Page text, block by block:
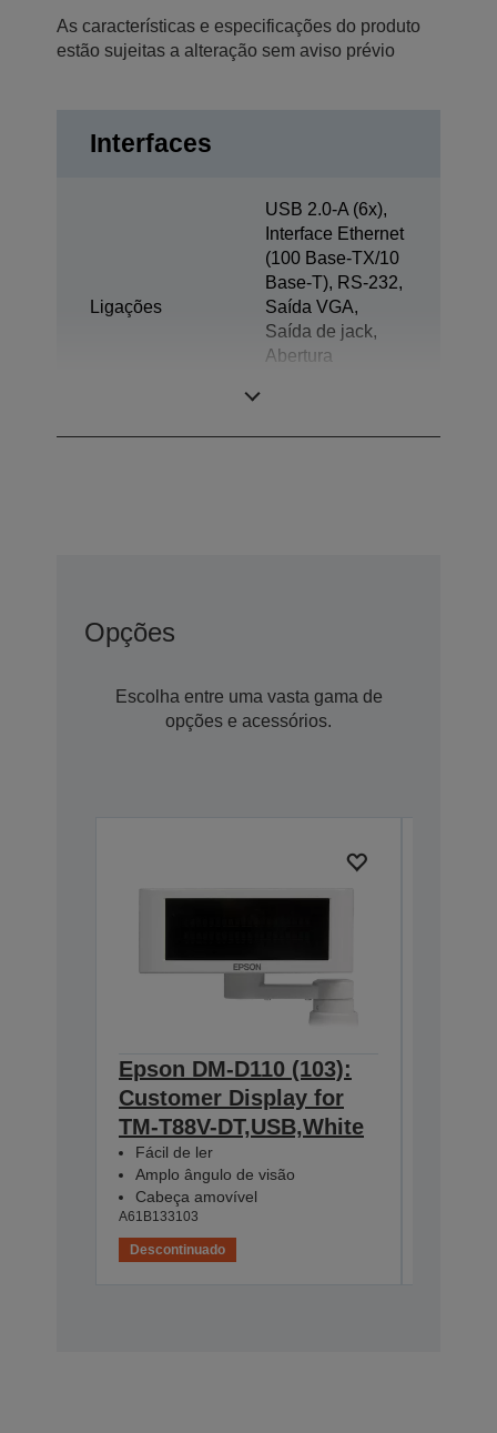
As características e especificações do produto
estão sujeitas a alteração sem aviso prévio
Interfaces
Ligações
USB 2.0-A (6x),
Interface Ethernet
(100 Base-TX/10
Base-T), RS-232,
Saída VGA,
Saída de jack,
Abertura
Opções
Escolha entre uma vasta gama de
opções e acessórios.
Epson DM-D110 (103):
Customer Display for
TM-T88V-DT,USB,White
Fácil de ler
Amplo ângulo de visão
Cabeça amovível
A61B133103
Descontinuado